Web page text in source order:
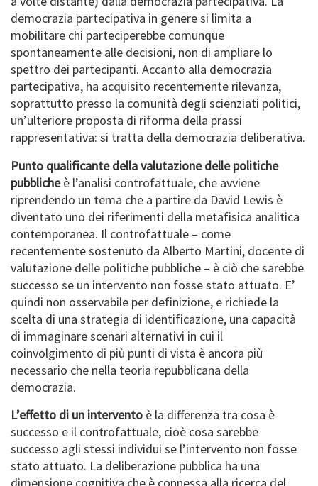
democrazia partecipativa in genere si limita a
mobilitare chi parteciperebbe comunque
spontaneamente alle decisioni, non di ampliare lo
spettro dei partecipanti. Accanto alla democrazia
partecipativa, ha acquisito recentemente rilevanza,
soprattutto presso la comunità degli scienziati politici,
un’ulteriore proposta di riforma della prassi
rappresentativa: si tratta della democrazia deliberativa.
Punto qualificante della valutazione delle politiche
pubblicheè l’analisi controfattuale, che avviene
riprendendo un tema che a partire da David Lewis è
diventato uno dei riferimenti della metafisica analitica
contemporanea. Il controfattuale – come
recentemente sostenuto da Alberto Martini, docente di
valutazione delle politiche pubbliche – è ciò che sarebbe
successo se un intervento non fosse stato attuato. E’
quindi non osservabile per definizione, e richiede la
scelta di una strategia di identificazione, una capacità
di immaginare scenari alternativi in cui il
coinvolgimento di più punti di vista è ancora più
necessario che nella teoria repubblicana della
democrazia.
L’effetto di un intervento è la differenza tra cosa è
successo e il controfattuale, cioè cosa sarebbe
successo agli stessi individui se l’intervento non fosse
stato attuato. La deliberazione pubblica ha una
dimensione cognitiva che è connessa alla ricerca del